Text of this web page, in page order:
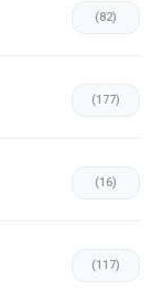
(82)
(177)
(16)
(117)